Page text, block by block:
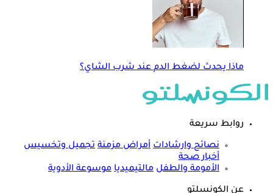
ماذا يحدث لضغط الدم عند شرب الشاي؟
روابط سريعة
نصائح وارشادات أمراض مزمنة تجميل وتخسيس
أخبار صحة
الأمومة والطفل مالتيميديا موسوعة الأدوية
عن الكونسلتو